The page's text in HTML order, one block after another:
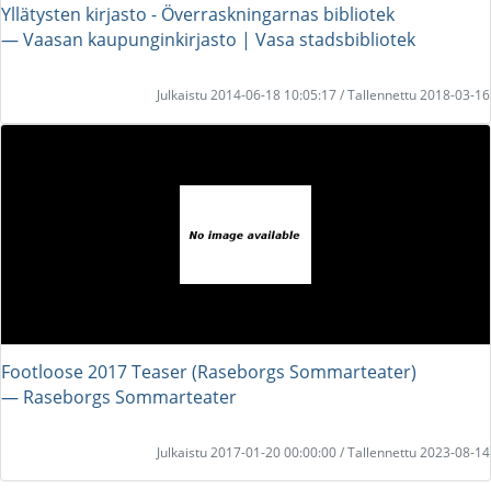
Yllätysten kirjasto - Överraskningarnas bibliotek
― Vaasan kaupunginkirjasto | Vasa stadsbibliotek
Julkaistu 2014-06-18 10:05:17 / Tallennettu 2018-03-16
Footloose 2017 Teaser (Raseborgs Sommarteater)
― Raseborgs Sommarteater
Julkaistu 2017-01-20 00:00:00 / Tallennettu 2023-08-14